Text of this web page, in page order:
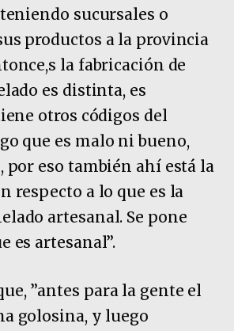
sucursales o
productos a la provincia
la fabricación de
es distinta, es
otros códigos del
que es malo ni bueno,
por eso también ahí está la
respecto a lo que es la
artesanal. Se pone
es artesanal”.
”antes para la gente el
golosina, y luego